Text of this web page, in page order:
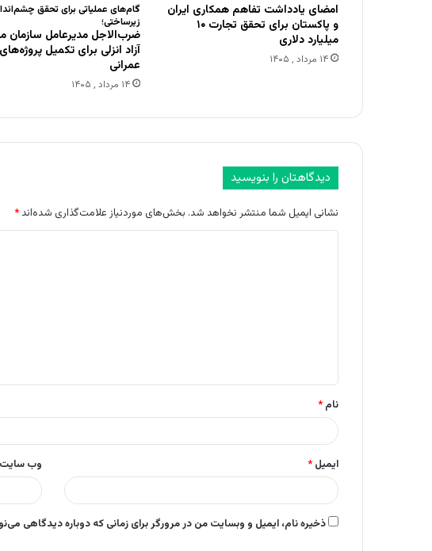
امضای یادداشت تفاهم همکاری ایران
و پاکستان برای تحقق تجارت ۱۰
میلیارد دلاری
۱۴ مرداد , ۱۴۰۵
گام‌های عملیاتی برای تحقق
زیرساختی؛
ضرب‌الاجل مدیرعامل سازمان
آزاد انزلی برای تکمیل پروژه‌های
عمرانی
۱۴ مرداد , ۱۴۰۵
دیدگاهتان را بنویسید
نشانی ایمیل شما منتشر نخواهد شد. بخش‌های موردنیاز علامت‌گذاری شده‌اند *
*
نام *
ایمیل * وب‌ سایت
ذخیره نام، ایمیل و وبسایت من در مرورگر برای زمانی که دوباره دیدگاهی